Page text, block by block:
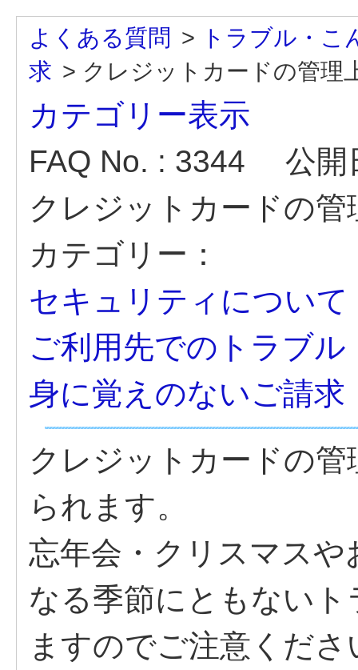
よくある質問 > トラブル・こ
求 > クレジットカードの管理
カテゴリー表示
FAQ No. : 3344
公開
クレジットカードの管
カテゴリー：
セキュリティについて
ご利用先でのトラブル
身に覚えのないご請求
クレジットカードの
られます。
忘年会・クリスマス
なる季節にともない
ますのでご注意くださ